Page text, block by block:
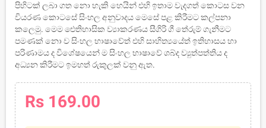
පිහිටක් ලබා ගත නො හැකි හෙයින් එහි ඉතාම වැදගත් කොටස වන
වියරණ කොටසේ සිංහල අනුවාදය මෙසේ පළ කිරීමට කල්පනා
කලෙමු. මෙම ඓතිහාසික ව්‍යාකරණය සීගිරි ගී තේරුම් ගැනීමට
පමණක් නො ව සිංහල භාෂාවේත් එහි සාහිත්‍යයේත් ඉතිහාසය හා
පරිණාමය ද විශේෂයෙන් ම සිංහල භාෂාවේ ශබ්ද ව්‍යුත්පත්තිය ද
අධ්‍යන කිරීමට ඉමහත් රුකුලක් වනු ඇත.
Rs 169.00